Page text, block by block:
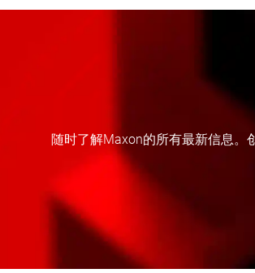
随时了解Maxon的所有最新信息。